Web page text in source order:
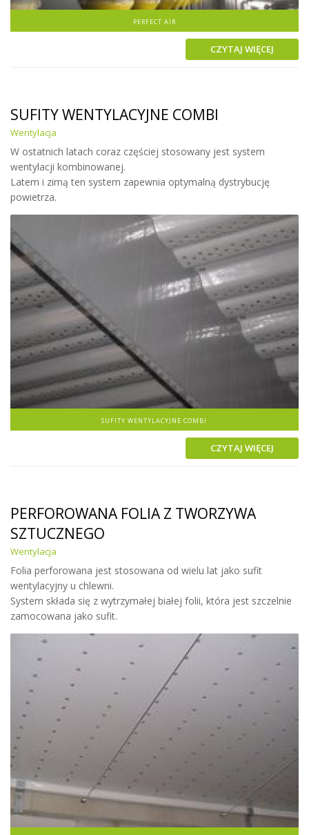
PERFECT AIR
CZYTAJ WIĘCEJ
SUFITY WENTYLACYJNE COMBI
Wentylacja
W ostatnich latach coraz częściej stosowany jest system
wentylacji kombinowanej.
Latem i zimą ten system zapewnia optymalną dystrybucję
powietrza.
SUFITY WENTYLACYJNE COMBI
CZYTAJ WIĘCEJ
PERFOROWANA FOLIA Z TWORZYWA
SZTUCZNEGO
Wentylacja
Folia perforowana jest stosowana od wielu lat jako sufit
wentylacyjny u chlewni.
System składa się z wytrzymałej białej folii, która jest szczelnie
zamocowana jako sufit.